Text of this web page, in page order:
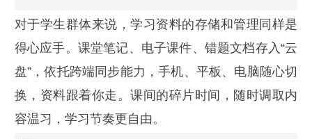
对于学生群体来说，学习资料的存储和管理同样是
得心应手。课堂笔记、电子课件、错题文档存入“云
盘”，依托跨端同步能力，手机、平板、电脑随心切
换，资料跟着你走。课间的碎片时间，随时调取内
容温习，学习节奏更自由。